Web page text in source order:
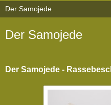
Der Samojede
Der Samojede -